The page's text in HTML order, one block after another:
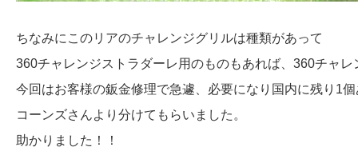
ちなみにこのリアのチャレンジグリルは種類があって
360チャレンジストラダーレ用のものもあれば、360チャ
今回はお客様の鈑金修理で急遽、必要になり国内に残り1
コーンズさんより分けてもらいました。
助かりました！！